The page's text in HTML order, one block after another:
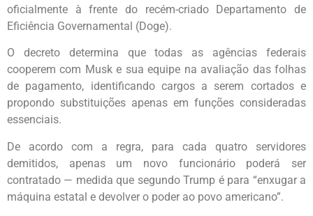
oficialmente à frente do recém-criado Departamento de
Eficiência Governamental (Doge).
O decreto determina que todas as agências federais
cooperem com Musk e sua equipe na avaliação das folhas
de pagamento, identificando cargos a serem cortados e
propondo substituições apenas em funções consideradas
essenciais.
De acordo com a regra, para cada quatro servidores
demitidos, apenas um novo funcionário poderá ser
contratado — medida que segundo Trump é para “enxugar a
máquina estatal e devolver o poder ao povo americano”.